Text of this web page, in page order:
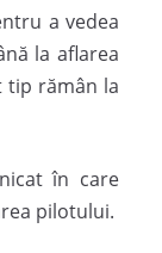
a vedea
la aflarea
tip rămân la
în care
pilotului.